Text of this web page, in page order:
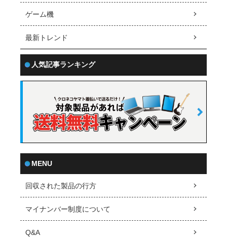
ゲーム機
最新トレンド
人気記事ランキング
MENU
回収された製品の行方
マイナンバー制度について
Q&A